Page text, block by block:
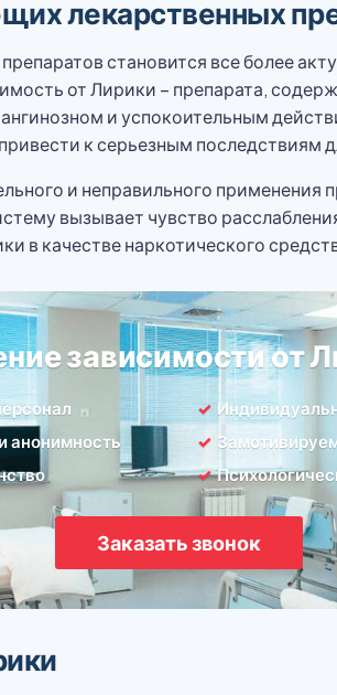
лекарственных
становится все более
от Лирики – препарата,
и успокоительным
к серьезным последствиям
и неправильного применения
вызывает чувство
в качестве наркотического
зависимости от
анонимность
Заказать звонок